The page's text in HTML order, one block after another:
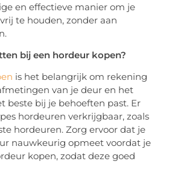
en effectieve manier om je
te houden, zonder aan
bij een hordeur kopen?
is het belangrijk om rekening
van je deur en het
beste bij je behoeften past. Er
hordeuren verkrijgbaar, zoals
hordeuren. Zorg ervoor dat je
nauwkeurig opmeet voordat je
kopen, zodat deze goed